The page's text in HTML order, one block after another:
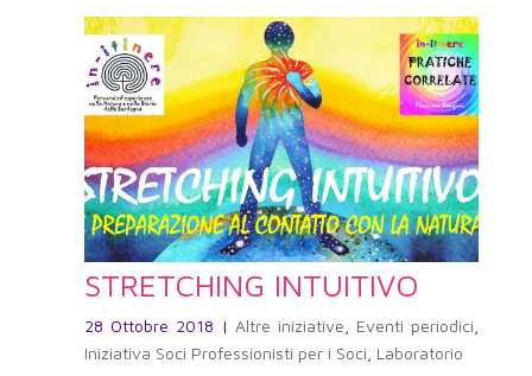
STRETCHING INTUITIVO
28 Ottobre 2018 | Altre iniziative Eventi periodici
Iniziativa Soci Professionisti per i Soci Laboratorio